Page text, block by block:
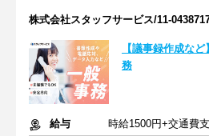
株式会社スタッフサービス/11-
【議事録作成な
務
給与
時給1500円+交通費